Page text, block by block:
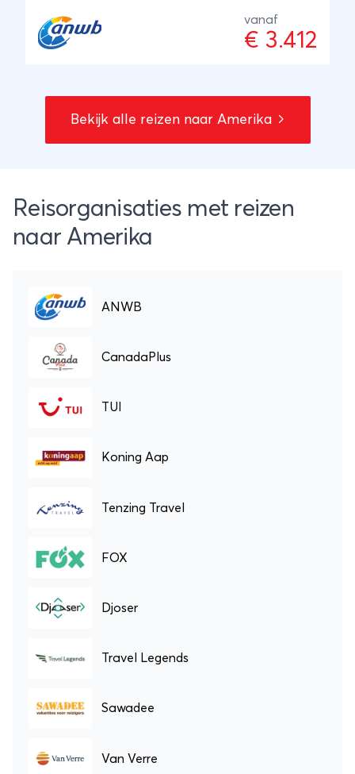
vanaf
€ 3.412
Bekijk alle reizen naar Amerika
Reisorganisaties met reizen
naar Amerika
ANWB
CanadaPlus
TUI
Koning Aap
Tenzing Travel
FOX
Djoser
Travel Legends
Sawadee
Van Verre